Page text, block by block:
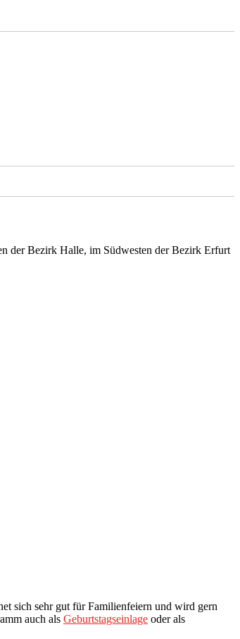
der Bezirk Halle, im Südwesten der Bezirk Erfurt
sich sehr gut für Familienfeiern und wird gern
auch als Geburtstagseinlage oder als